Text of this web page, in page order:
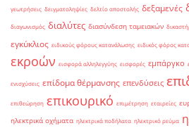
γεωτρήσεις δειγματοληψίες δελτίο αποστολής δεξαμενές
διαγωνισμός διαλύτες διασύνδεση ταμειακών
εγκύκλιος ειδικούς φόρους κατανάλωσης ειδικός φόρος
εκροών εισφορά αλληλεγγύης εισφορές εμπάργκο
ενισχύσεις επίδομα θέρμανσης επενδύσεις
επιθεώρηση επικουρικό επιμέτρηση εταιρείες
ηλεκτρικά οχήματα ηλεκτρικά ποδήλατα ηλεκτρικό ρεύμα